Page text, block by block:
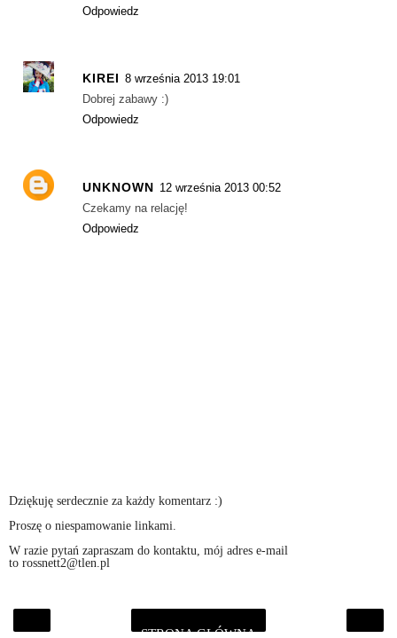
Odpowiedz
KIREI 8 września 2013 19:01
Dobrej zabawy :)
Odpowiedz
UNKNOWN 12 września 2013 00:52
Czekamy na relację!
Odpowiedz
Dziękuję serdecznie za każdy komentarz :)
Proszę o niespamowanie linkami.
W razie pytań zapraszam do kontaktu, mój adres e-mail
to rossnett2@tlen.pl
STRONA GŁÓWNA